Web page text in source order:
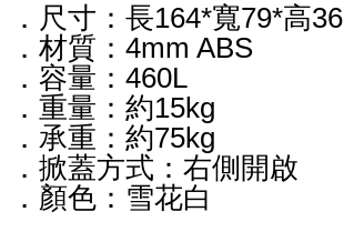
．尺寸：長164*寬79*高36
．材質：4mm ABS
．容量：460L
．重量：約15kg
．承重：約75kg
．掀蓋方式：右側開啟
．顏色：雪花白